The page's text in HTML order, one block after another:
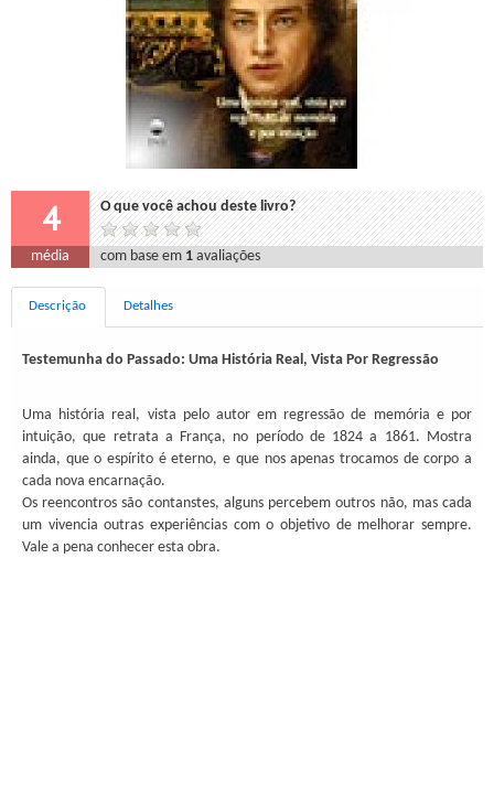
4 O que você achou deste livro?
média com base em 1 avaliações
Descrição Detalhes
Testemunha do Passado: Uma História Real, Vista Por Regressão
Uma história real, vista pelo autor em regressão de memória e por
intuição, que retrata a França, no período de 1824 a 1861. Mostra
ainda, que o espírito é eterno, e que nos apenas trocamos de corpo a
cada nova encarnação.
Os reencontros são contanstes, alguns percebem outros não, mas cada
um vivencia outras experiências com o objetivo de melhorar sempre.
Vale a pena conhecer esta obra.